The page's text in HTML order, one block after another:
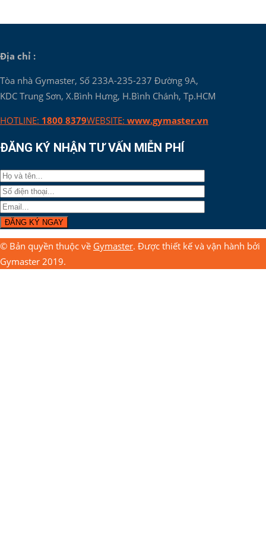
Địa chỉ :
Tòa nhà Gymaster, Số 233A-235-237 Đường 9A,
KDC Trung Sơn, X.Bình Hưng, H.Bình Chánh, Tp.HCM
HOTLINE: 1800 8379WEBSITE: www.gymaster.vn
ĐĂNG KÝ NHẬN TƯ VẤN MIỄN PHÍ
© Bản quyền thuộc về Gymaster. Được thiết kế và vận hành bởi
Gymaster 2019.